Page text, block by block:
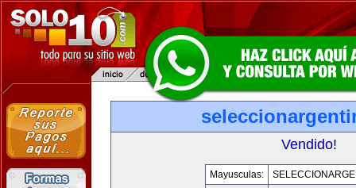
Vendido!
Mayusculas: